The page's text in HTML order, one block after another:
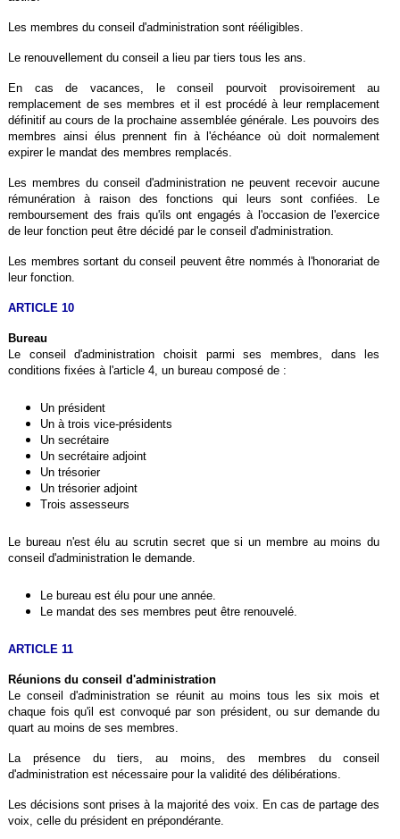
Les membres du conseil d'administration sont rééligibles.
Le renouvellement du conseil a lieu par tiers tous les ans.
En cas de vacances, le conseil pourvoit provisoirement au
remplacement de ses membres et il est procédé à leur remplacement
définitif au cours de la prochaine assemblée générale. Les pouvoirs des
membres ainsi élus prennent fin à l'échéance où doit normalement
expirer le mandat des membres remplacés.
Les membres du conseil d'administration ne peuvent recevoir aucune
rémunération à raison des fonctions qui leurs sont confiées. Le
remboursement des frais qu'ils ont engagés à l'occasion de l'exercice
de leur fonction peut être décidé par le conseil d'administration.
Les membres sortant du conseil peuvent être nommés à l'honorariat de
leur fonction.
ARTICLE 10
Bureau
Le conseil d'administration choisit parmi ses membres, dans les
conditions fixées à l'article 4, un bureau composé de :
Un président
Un à trois vice-présidents
Un secrétaire
Un secrétaire adjoint
Un trésorier
Un trésorier adjoint
Trois assesseurs
Le bureau n'est élu au scrutin secret que si un membre au moins du
conseil d'administration le demande.
Le bureau est élu pour une année.
Le mandat des ses membres peut être renouvelé.
ARTICLE 11
Réunions du conseil d'administration
Le conseil d'administration se réunit au moins tous les six mois et
chaque fois qu'il est convoqué par son président, ou sur demande du
quart au moins de ses membres.
La présence du tiers, au moins, des membres du conseil
d'administration est nécessaire pour la validité des délibérations.
Les décisions sont prises à la majorité des voix. En cas de partage des
voix, celle du président en prépondérante.